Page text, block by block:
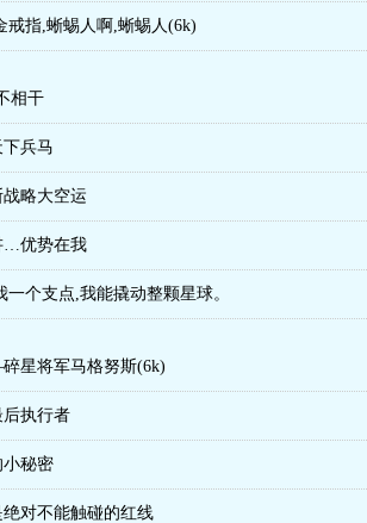
戒指,蜥蜴人啊,蜥蜴人(6k)
相干
兵马
略大空运
…优势在我
一个支点,我能撬动整颗星球。
星将军马格努斯(6k)
后执行者
小秘密
对不能触碰的红线